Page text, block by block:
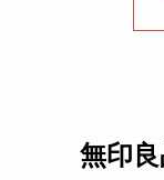
無印